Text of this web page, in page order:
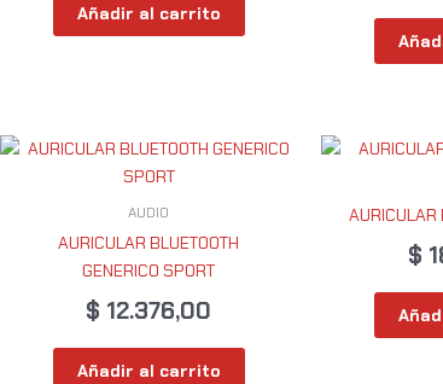
Añadir al carrito
AUDIO
AURICULAR BLUETOOTH
GENERICO SPORT
$ 12.376,00
Añadir al carrito
$